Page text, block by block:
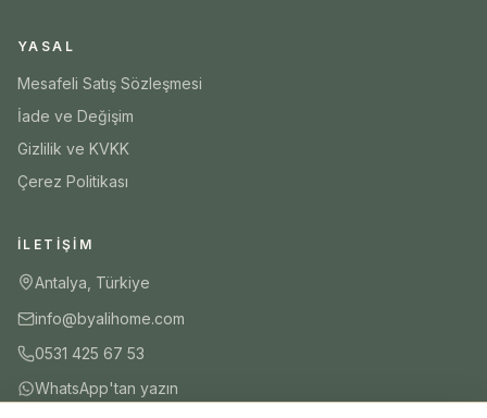
YASAL
Mesafeli Satış Sözleşmesi
İade ve Değişim
Gizlilik ve KVKK
Çerez Politikası
İLETIŞIM
Antalya, Türkiye
info@byalihome.com
0531 425 67 53
WhatsApp'tan yazın